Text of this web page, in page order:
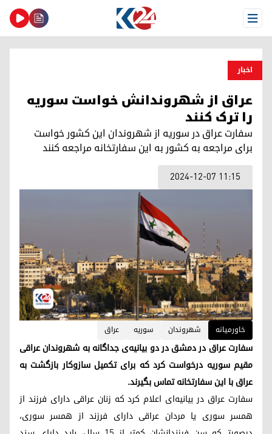
Open Menu
اخبار
عراق از شهروندانش خواست سوریه
را ترک کنند
سفارت عراق در سوریه از شهروندان این کشور خواست
برای مراجعه به کشور به این سفارتخانه مراجعه کنند
2024-12-07 11:15
خاورمیانه شهروندان سوریه عراق
سفارت عراق در دمشق در دو بیانیه‌ی جداگانه به شهروندان عراقی
مقیم سوریه درخواست کرد که برای تکمیل سازوکار بازگشت به
عراق با این سفارتخانه تماس بگیرند.
سفارت عراق در بیانیه‌ای اعلام کرد که زنان عراقی دارای فرزند از
همسر سوری یا مردان عراقی دارای فرزند از همسر سوری،